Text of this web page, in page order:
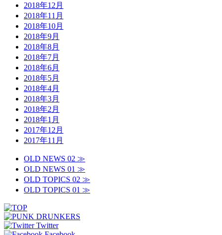
2018年12月
2018年11月
2018年10月
2018年9月
2018年8月
2018年7月
2018年6月
2018年5月
2018年4月
2018年3月
2018年2月
2018年1月
2017年12月
2017年11月
OLD NEWS 02 ≫
OLD NEWS 01 ≫
OLD TOPICS 02 ≫
OLD TOPICS 01 ≫
Twitter